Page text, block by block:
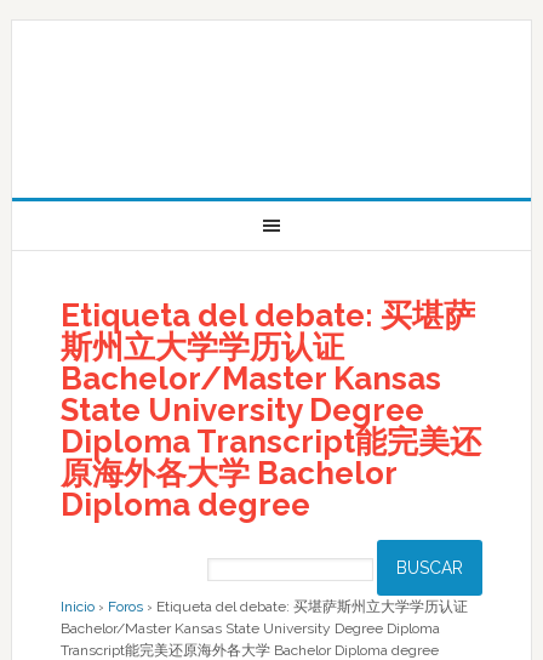
Etiqueta del debate: 买堪萨
斯州立大学学历认证
Bachelor/Master Kansas
State University Degree
Diploma Transcript能完美还
原海外各大学 Bachelor
Diploma degree
Inicio › Foros › Etiqueta del debate: 买堪萨斯州立大学学历认证
Bachelor/Master Kansas State University Degree Diploma
Transcript能完美还原海外各大学 Bachelor Diploma degree